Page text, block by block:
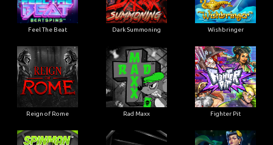
Feel The Beat Dark Summoning Wishbringer
Reign of Rome Rad Maxx Fighter Pit